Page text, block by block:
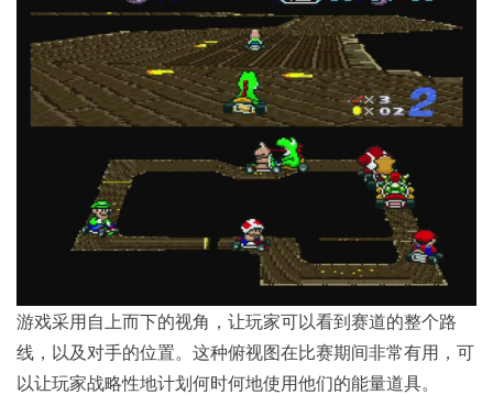
游戏采用自上而下的视角，让玩家可以看到赛道的整个路
线，以及对手的位置。这种俯视图在比赛期间非常有用，可
以让玩家战略性地计划何时何地使用他们的能量道具。